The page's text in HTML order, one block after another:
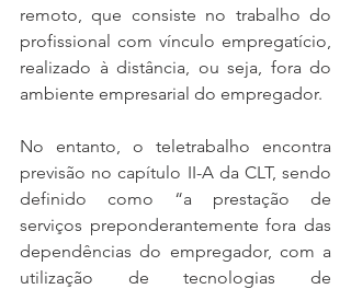
remoto, que consiste no trabalho do
profissional com vínculo empregatício,
realizado à distância, ou seja, fora do
ambiente empresarial do empregador.
No entanto, o teletrabalho encontra
previsão no capítulo II-A da CLT, sendo
definido como “a prestação de
serviços preponderantemente fora das
dependências do empregador, com a
utilização de tecnologias de